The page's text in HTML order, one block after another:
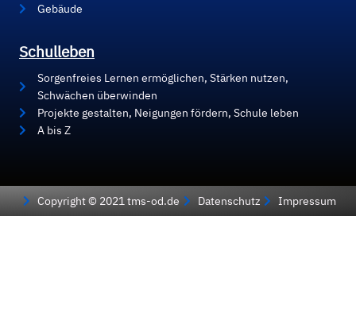
Gebäude
Schulleben
Sorgenfreies Lernen ermöglichen, Stärken nutzen,
Schwächen überwinden
Projekte gestalten, Neigungen fördern, Schule leben
A bis Z
Copyright © 2021 tms-od.de Datenschutz Impressum